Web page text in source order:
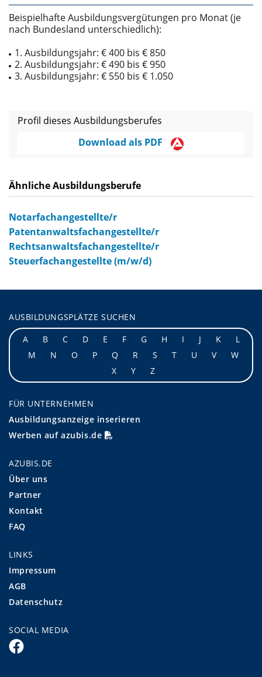
Beispielhafte Ausbildungsvergütungen pro Monat (je
nach Bundesland unterschiedlich):
1. Ausbildungsjahr: € 400 bis € 850
2. Ausbildungsjahr: € 490 bis € 950
3. Ausbildungsjahr: € 550 bis € 1.050
Profil dieses Ausbildungsberufes
Download als PDF
Ähnliche Ausbildungsberufe
Notarfachangestellte/r
Patentanwaltsfachangestellte/r
Rechtsanwaltsfachangestellte/r
Steuerfachangestellte (m/w/d)
AUSBILDUNGSPLÄTZE SUCHEN
A
B C D E F G H I J K
L
M
N O P Q R S T U V
W
X
Y Z
FÜR UNTERNEHMEN
Ausbildungsanzeige inserieren
Werben auf azubis.de
AZUBIS.DE
Über uns
Partner
Kontakt
FAQ
LINKS
Impressum
AGB
Datenschutz
SOCIAL MEDIA